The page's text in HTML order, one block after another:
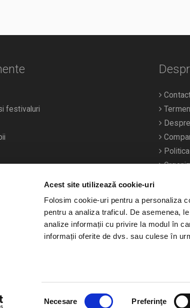
Acest site utilizează cookie-uri
Folosim cookie-uri pentru a personaliza
pentru a analiza traficul. De asemenea,
analize informații cu privire la modul în
informații oferite de dvs. sau culese în
Necesare Preferinţe
festivaluri
evenimentelor
Bilete.ro
O.D.R.